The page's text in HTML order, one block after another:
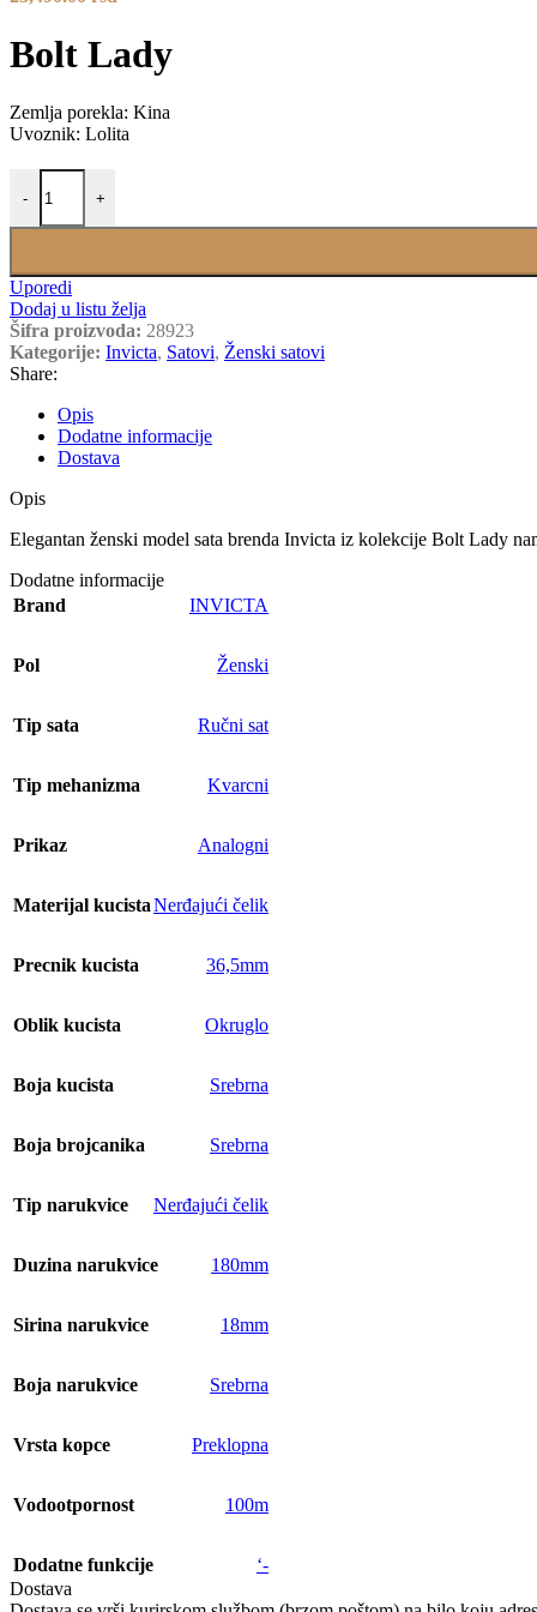
Bolt Lady
Zemlja porekla: Kina
Uvoznik: Lolita
-
INVICTA 28923 količina
+
Uporedi
Dodaj u listu želja
Šifra proizvoda: 28923
Kategorije: Invicta, Satovi, Ženski satovi
Share:
Opis
Dodatne informacije
Dostava
Opis
Elegantan ženski model sata brenda Invicta iz kolekcije Bolt Lady
Dodatne informacije
Brand
INVICTA
Pol Ženski
Tip sata Ručni sat
Tip mehanizma Kvarcni
Prikaz Analogni
Materijal kucistaNerđajući čelik
Precnik kucista 36,5mm
Oblik kucista Okruglo
Boja kucista Srebrna
Boja brojcanika Srebrna
Tip narukvice Nerđajući čelik
Duzina narukvice 180mm
Sirina narukvice 18mm
Boja narukvice Srebrna
Vrsta kopce Preklopna
Vodootpornost 100m
Dodatne funkcije
‘-
Dostava